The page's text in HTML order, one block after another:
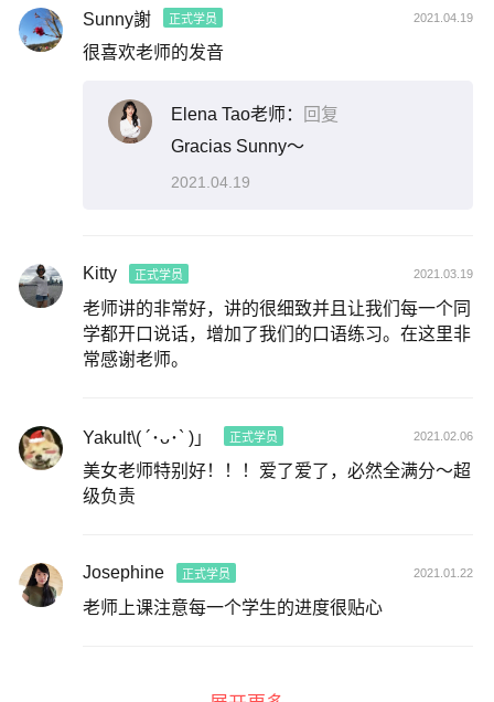
Sunny謝 正式学员 2021.04.19
很喜欢老师的发音
Elena Tao老师：
回复
Gracias Sunny～
2021.04.19
Kitty 正式学员 2021.03.19
老师讲的非常好，讲的很细致并且让我们每一个同
学都开口说话，增加了我们的口语练习。在这里非
常感谢老师。
Yakult\( ´･ᴗ･` )」 正式学员 2021.02.06
美女老师特别好！！！爱了爱了，必然全满分～超
级负责
Josephine 正式学员 2021.01.22
老师上课注意每一个学生的进度很贴心